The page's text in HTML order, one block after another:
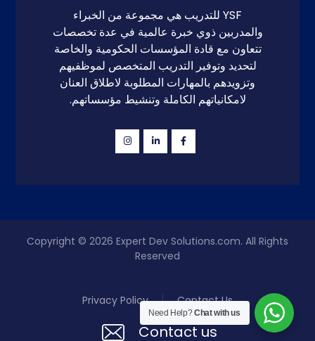
YSF للتدريب هي مجموعة من الخبراء
والمدربين ذوي خبرة عالمية في عدة تخصصات
تتعاون مع قادة المؤسسات الحكومية والخاصة
لتحديد وتوفير التدريب المتخصص لموظفيهم
وتزويدهم بالمهارات المطلوبة لاطلاق العنان
لامكانياتهم الكاملة وتنشيط مؤسساتهم.
Copyright © 2026 Expert Dev Solutions.com. All Rights
Reserved
Contact Us
Privacy Policy
Contact us
Need Help?Chat with us